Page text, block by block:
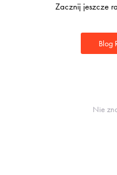
Zacznij jeszcze
Blog
Nie